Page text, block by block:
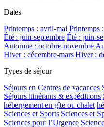
Dates
Printemps : avril-mai Printemps
Été : juin-septembre Été : juin-
Automne : octobre-novembre
Hiver : décembre-mars Hiver :
Types de séjour
Séjours en Centres de vacances
Séjours itinérants & expéditions
hébergement en gîte ou chalet
Sciences et Sports Sciences et
Sciences pour l’Urgence